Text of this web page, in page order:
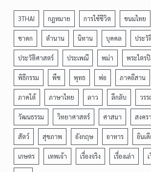
3THAI กฎหมาย การใช้ชีวิต ขนมไทย
ชาดก ตำนาน นิทาน บุคคล ประวั
ประวัติศาสตร์ ประเพณี พม่า พระไตร
พิธีกรรม พืช พุทธ พ่อ ภาคอีสาน
ภาคใต้ ภาษาไทย ลาว ลึกลับ วร
วัฒนธรรม วิทยาศาสตร์ ศาสนา สงคร
สัตว์ สุขภาพ อังกฤษ อาหาร อินเ
เกษตร เทพเจ้า เรื่องจริง เรื่องเล่า